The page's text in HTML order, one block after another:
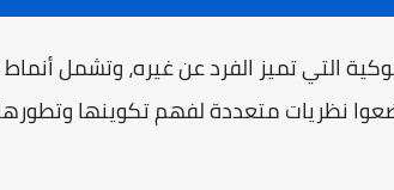
التي تميز الفرد عن غيره، وتشمل أنماط
نظريات متعددة لفهم تكوينها